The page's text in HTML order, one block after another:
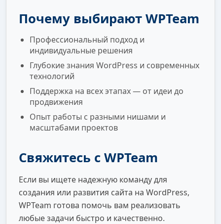
Почему выбирают WPTeam
Профессиональный подход и
индивидуальные решения
Глубокие знания WordPress и современных
технологий
Поддержка на всех этапах — от идеи до
продвижения
Опыт работы с разными нишами и
масштабами проектов
Свяжитесь с WPTeam
Если вы ищете надежную команду для
создания или развития сайта на WordPress,
WPTeam готова помочь вам реализовать
любые задачи быстро и качественно.